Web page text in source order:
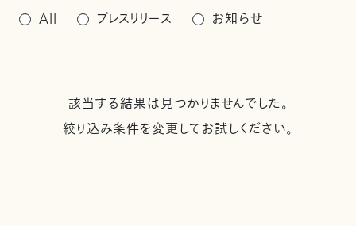
All
プレスリリース お知らせ
該当する結果は見つかりませんでした。
絞り込み条件を変更してお試しください。